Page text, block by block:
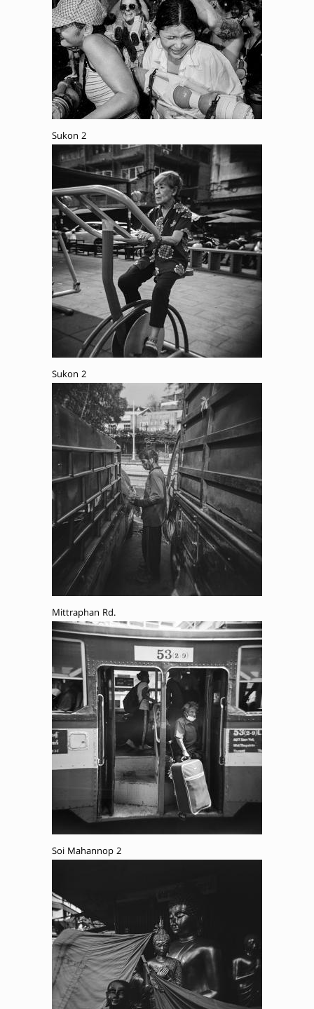
Sukon 2
Sukon 2
Mittraphan Rd.
Soi Mahannop 2